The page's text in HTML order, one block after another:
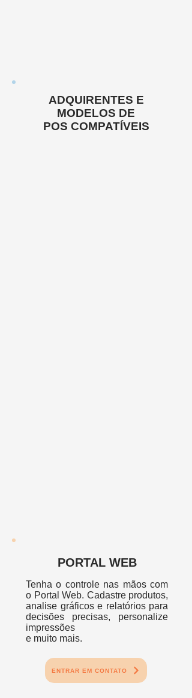
ADQUIRENTES E
MODELOS DE
POS COMPATÍVEIS
PORTAL WEB
Tenha o controle nas mãoscom
o Portal Web. Cadastre produtos,
analise gráficos e relatórios para
decisões precisas, personalize
impressões
e muito mais.
ENTRAR EM CONTATO